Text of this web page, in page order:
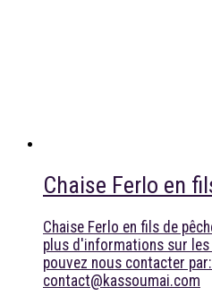
Chaise Ferlo en
Chaise Ferlo en fils de
plus d'informations sur
pouvez nous contacter
contact@kassoumai.com